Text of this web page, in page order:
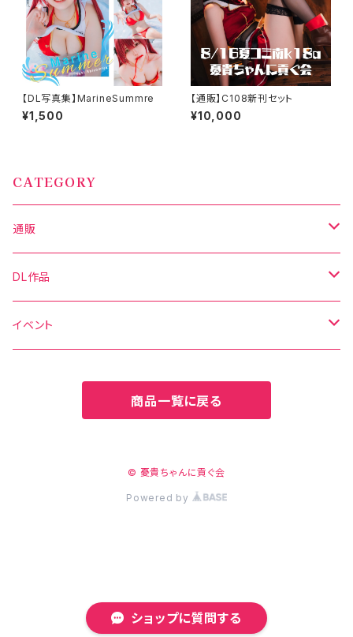
ショップに質問する
【DL写真集】MarineSummre
¥1,500
【通販】C108新刊セット
¥10,000
CATEGORY
通販
写真集
グッズ
DL作品
DL写真集
イベント
商品一覧に戻る
© 憂貴ちゃんに貢ぐ会
Powered by